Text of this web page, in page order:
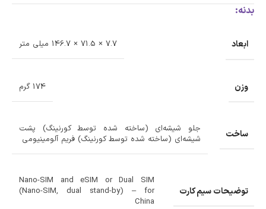
بدنه:
ابعاد 7.7 × 71.5 × 146.7 میلی متر
وزن 174 گرم
ساخت
جلو شیشه‌ای (ساخته شده توسط کورنینگ) پشت
شیشه‌ای (ساخته شده توسط کورنینگ) فریم آلومینیومی
توضیحات سیم کارت
Nano-SIM and eSIM or Dual SIM
(Nano-SIM, dual stand-by) – for
China